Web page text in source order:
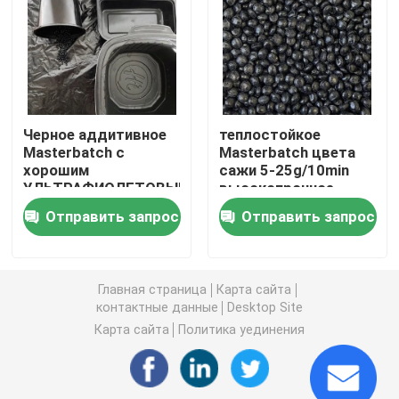
Машина для литья пластмасс под давлением
Пластиковая прессформа впрыски
Покрытия и краски
Химическое вспомогательное сырье
Черное аддитивное
Masterbatch с
хорошим
УЛЬТРАФИОЛЕТОВЫМ
сопротивлением для
Colorant
Отправить запрос
теплостойкое
Masterbatch цвета
сажи 5-25g/10min
высокопрочное
Отправить запрос
Главная страница
Карта сайта
контактные данные
Desktop Site
Карта сайта
Политика уединения